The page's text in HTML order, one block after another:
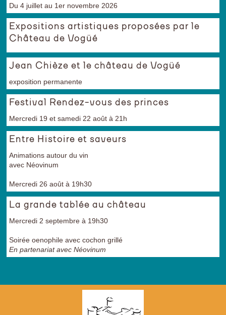
Du 4 juillet au 1er novembre 2026
Expositions artistiques proposées par le
Château de Vogüé
Jean Chièze et le château de Vogüé
exposition permanente
Festival Rendez-vous des princes
Mercredi 19 et samedi 22 août à 21h
Entre Histoire et saveurs
Animations autour du vin
avec Néovinum
Mercredi 26 août à 19h30
La grande tablée au château
Mercredi 2 septembre à 19h30
Soirée oenophile avec cochon grillé
En partenariat avec Néovinum